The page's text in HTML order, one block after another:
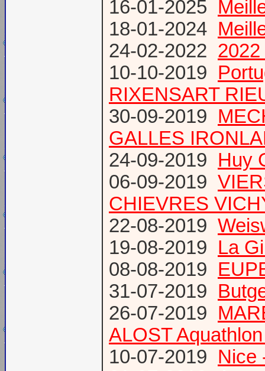
16-01-2025
18-01-2024
24-02-2022
10-10-2019
RIXENSART
30-09-2019
GALLES
24-09-2019 Huy
06-09-2019
CHIEVRES
22-08-2019
19-08-2019 La
08-08-2019
31-07-2019
26-07-2019
ALOST
10-07-2019 Nice